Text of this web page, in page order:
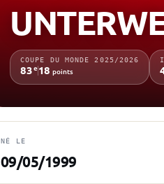
COUPE DU MONDE 2025/2026
83e18 points
NÉ LE
09/05/1999